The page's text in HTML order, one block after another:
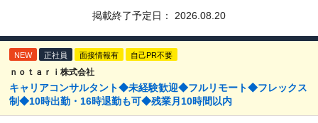
掲載終了予定日： 2026.08.20
NEW 正社員 面接情報有 自己PR不要
ｎｏｔａｒｉ株式会社
キャリアコンサルタント◆未経験歓迎◆フルリモート◆フレックス
制◆10時出勤・16時退勤も可◆残業月10時間以内